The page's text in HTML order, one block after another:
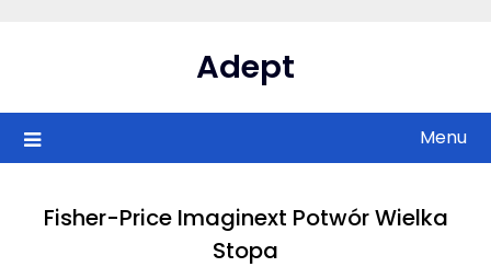
Adept
Menu
Fisher-Price Imaginext Potwór Wielka
Stopa